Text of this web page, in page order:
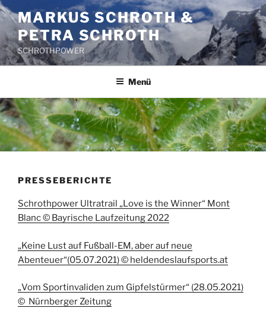
Zum
Inhalt
springen
MARKUS SCHROTH &
PETRA SCHROTH
SCHROTHPOWER
Menü
PRESSEBERICHTE
Schrothpower Ultratrail „Love is the Winner“ Mont
Blanc © Bayrische Laufzeitung 2022
„Keine Lust auf Fußball-EM, aber auf neue
Abenteuer“(05.07.2021) © heldendeslaufsports.at
„Vom Sportinvaliden zum Gipfelstürmer“ (28.05.2021)
© Nürnberger Zeitung